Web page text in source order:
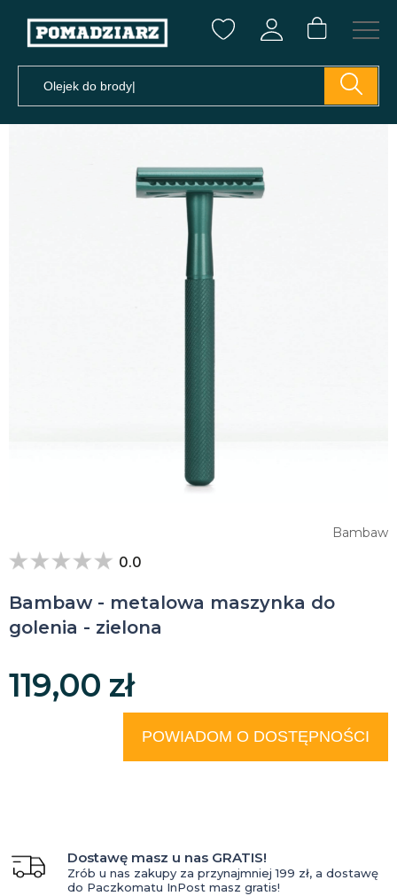
Bambaw
Bambaw - metalowa maszynka do
golenia - zielona
0.0
119,00 zł
POWIADOM O DOSTĘPNOŚCI
Dostawę masz u nas GRATIS!
Zrób u nas zakupy za przynajmniej 199 zł, a dostawę
do Paczkomatu InPost masz gratis!